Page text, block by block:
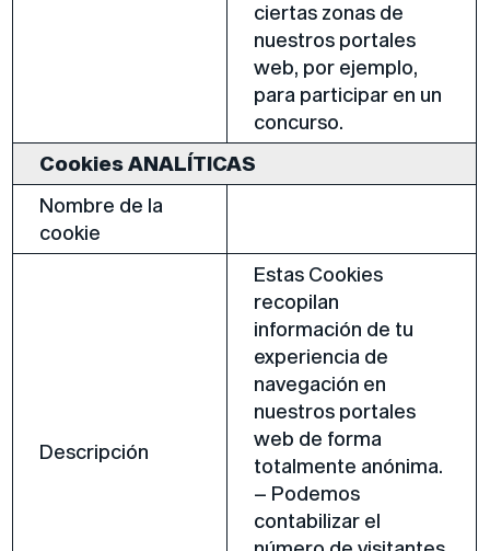
ciertas zonas de
nuestros portales
web, por ejemplo,
para participar en un
concurso.
Cookies ANALÍTICAS
Nombre de la
cookie
Descripción
Estas Cookies
recopilan
información de tu
experiencia de
navegación en
nuestros portales
web de forma
totalmente anónima.
– Podemos
contabilizar el